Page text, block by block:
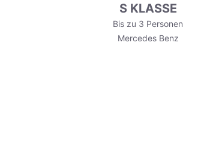
S KLASSE
Bis zu 3 Personen
Mercedes Benz